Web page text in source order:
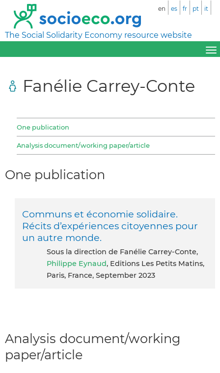
The Social Solidarity Economy resource website
en es fr pt it
Fanélie Carrey-Conte
One publication
Analysis document/working paper/article
One publication
Communs et économie solidaire.
Récits d’expériences citoyennes pour
un autre monde.
Sous la direction de Fanélie Carrey-Conte,
Philippe Eynaud, Editions Les Petits Matins,
Paris, France, September 2023
Analysis document/working
paper/article